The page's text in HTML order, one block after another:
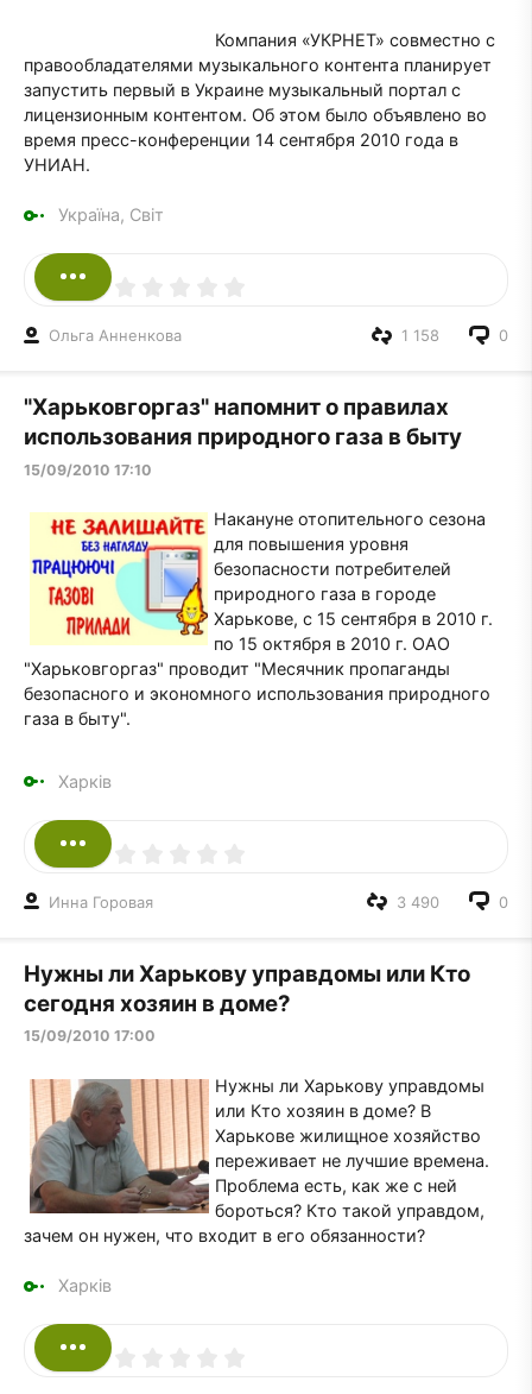
Компания «УКРНЕТ» совместно с
правообладателями музыкального контента планирует
запустить первый в Украине музыкальный портал с
лицензионным контентом. Об этом было объявлено во
время пресс-конференции 14 сентября 2010 года в
УНИАН.
Україна, Світ
Ольга Анненкова 0
1 158
"Харьковгоргаз" напомнит о правилах
использования природного газа в быту
15/09/2010 17:10
Накануне отопительного сезона
для повышения уровня
безопасности потребителей
природного газа в городе
Харькове, с 15 сентября в 2010 г.
по 15 октября в 2010 г. ОАО
"Харьковгоргаз" проводит "Месячник пропаганды
безопасного и экономного использования природного
газа в быту".
Харків
Инна Горовая 0
3 490
Нужны ли Харькову управдомы или Кто
сегодня хозяин в доме?
15/09/2010 17:00
Нужны ли Харькову управдомы
или Кто хозяин в доме? В
Харькове жилищное хозяйство
переживает не лучшие времена.
Проблема есть, как же с ней
бороться? Кто такой управдом,
зачем он нужен, что входит в его обязанности?
Харків